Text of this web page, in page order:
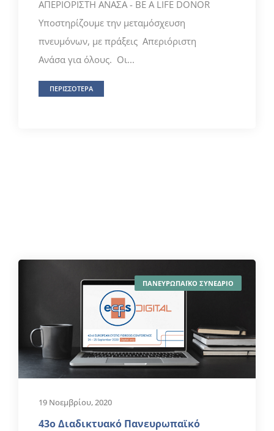
ΑΠΕΡΙΟΡΙΣΤΗ ΑΝΑΣΑ - BE A LIFE DONOR
Υποστηρίζουμε την μεταμόσχευση
πνευμόνων, με πράξεις Απεριόριστη
Ανάσα για όλους. Οι...
ΠΕΡΙΣΣΟΤΕΡΑ
ΠΑΝΕΥΡΩΠΑΪΚΟ ΣΥΝΕΔΡΙΟ
19 Νοεμβρίου, 2020
43ο Διαδικτυακό Πανευρωπαϊκό